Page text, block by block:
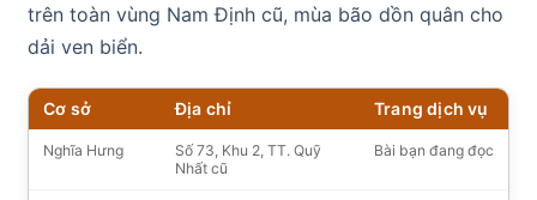
trên toàn vùng Nam Định cũ, mùa bão dồn quân cho
dải ven biển.
Cơ sở Địa chỉ Trang dịch vụ
Nghĩa Hưng
Số 73, Khu 2, TT. Quỹ
Nhất cũ
Bài bạn đang đọc